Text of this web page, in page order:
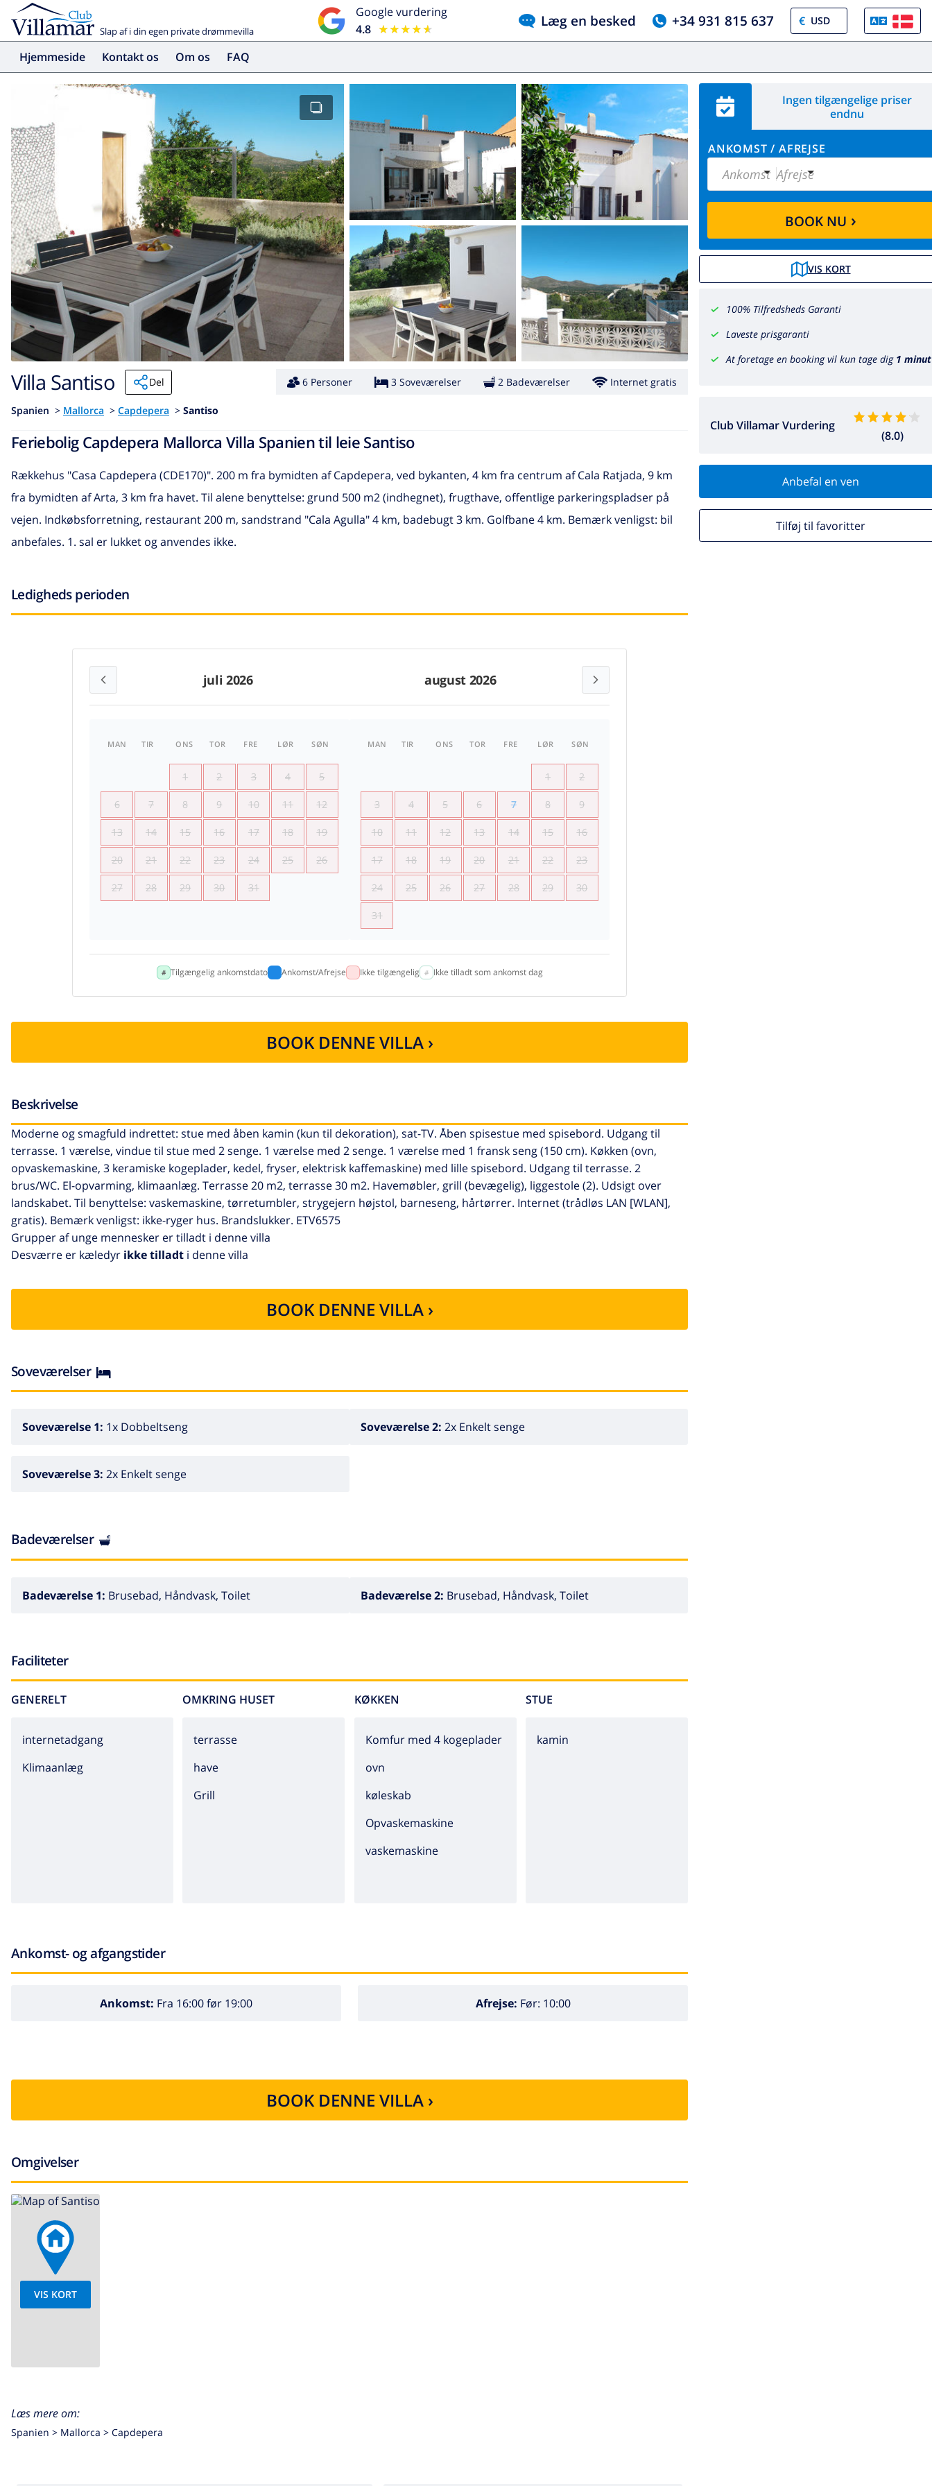
Slap af i din egen private drømmevilla
Google vurdering
4.8 ★★★★★
★★★★★ Læg en besked +34 931 815 637 €
Hjemmeside Kontakt os Om os FAQ
Ingen tilgængelige priser
endnu
ANKOMST / AFREJSE
Ankomst Afrejse
BOOK NU ›
VIS KORT
100% Tilfredsheds Garanti
Laveste prisgaranti
At foretage en booking vil kun tage dig 1 minut
Club Villamar Vurdering
(8.0)
Anbefal en ven
Tilføj til favoritter
Villa Santiso Del 6 Personer 3 Soveværelser 2 Badeværelser Internet gratis
Spanien > Mallorca > Capdepera > Santiso
Feriebolig Capdepera Mallorca Villa Spanien til leie Santiso
Rækkehus "Casa Capdepera (CDE170)". 200 m fra bymidten af Capdepera, ved bykanten, 4 km fra centrum af Cala Ratjada, 9 km
fra bymidten af Arta, 3 km fra havet. Til alene benyttelse: grund 500 m2 (indhegnet), frugthave, offentlige parkeringspladser på
vejen. Indkøbsforretning, restaurant 200 m, sandstrand "Cala Agulla" 4 km, badebugt 3 km. Golfbane 4 km. Bemærk venligst: bil
anbefales. 1. sal er lukket og anvendes ikke.
Ledigheds perioden
juli 2026 august 2026
MAN TIR ONS TOR FRE LØR SØN
1 2 3 4 5
6 7 8 9 10 11 12
13 14 15 16 17 18 19
20 21 22 23 24 25 26
27 28 29 30 31
MAN TIR ONS TOR FRE LØR SØN
1 2
3 4 5 6 7 8 9
10 11 12 13 14 15 16
17 18 19 20 21 22 23
24 25 26 27 28 29 30
31
Tilgængelig ankomstdato Ankomst/Afrejse Ikke tilgængelig Ikke tilladt som ankomst dag
BOOK DENNE VILLA ›
Beskrivelse
Moderne og smagfuld indrettet: stue med åben kamin (kun til dekoration), sat-TV. Åben spisestue med spisebord. Udgang til
terrasse. 1 værelse, vindue til stue med 2 senge. 1 værelse med 2 senge. 1 værelse med 1 fransk seng (150 cm). Køkken (ovn,
opvaskemaskine, 3 keramiske kogeplader, kedel, fryser, elektrisk kaffemaskine) med lille spisebord. Udgang til terrasse. 2
brus/WC. El-opvarming, klimaanlæg. Terrasse 20 m2, terrasse 30 m2. Havemøbler, grill (bevægelig), liggestole (2). Udsigt over
landskabet. Til benyttelse: vaskemaskine, tørretumbler, strygejern højstol, barneseng, hårtørrer. Internet (trådløs LAN [WLAN],
gratis). Bemærk venligst: ikke-ryger hus. Brandslukker. ETV6575
Grupper af unge mennesker er tilladt i denne villa
Desværre er kæledyr ikke tilladt i denne villa
BOOK DENNE VILLA ›
Soveværelser
Soveværelse 1: 1x Dobbeltseng Soveværelse 2: 2x Enkelt senge
Soveværelse 3: 2x Enkelt senge
Badeværelser
Badeværelse 1: Brusebad, Håndvask, Toilet Badeværelse 2: Brusebad, Håndvask, Toilet
Faciliteter
GENERELT
internetadgang
Klimaanlæg
OMKRING HUSET
terrasse
have
grill
KØKKEN
Komfur med 4 kogeplader
ovn
køleskab
Opvaskemaskine
vaskemaskine
STUE
kamin
Ankomst- og afgangstider
Ankomst: Fra 16:00 før 19:00 Afrejse: Før: 10:00
BOOK DENNE VILLA ›
Omgivelser
VIS KORT
Læs mere om:
Spanien > Mallorca > Capdepera